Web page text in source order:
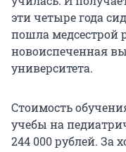
эти четыре года
пошла медсестрой
новоиспеченная
университета.
Стоимость
учебы на
244 000рублей. За